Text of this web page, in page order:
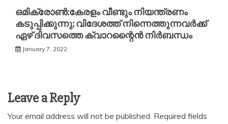
ഒമിക്രോണ്‍:കേരളം വീണ്ടും നിയന്ത്രണം
കടുപ്പിക്കുന്നു; വിദേശത്ത് നിന്നെത്തുന്നവര്‍ക്ക്
ഏഴ് ദിവസത്തെ ക്വാറന്റൈന്‍ നിര്‍ബന്ധം
January 7, 2022
Leave a Reply
Your email address will not be published. Required fields